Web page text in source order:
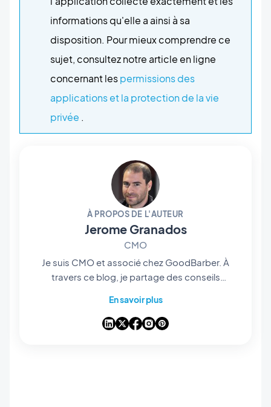
informations qu'elle a ainsi à sa
disposition. Pour mieux comprendre ce
sujet, consultez notre article en ligne
concernant lespermissions des
applications et la protection de la vie
privée .
À PROPOS DE L'AUTEUR
Jerome Granados
CMO
Je suis CMO et associé chez GoodBarber. À
travers ce blog, je partage des conseils
GoodBarber, des analyses sur les tendances
qui transforment le mobile et le no-code, ainsi
En savoir plus